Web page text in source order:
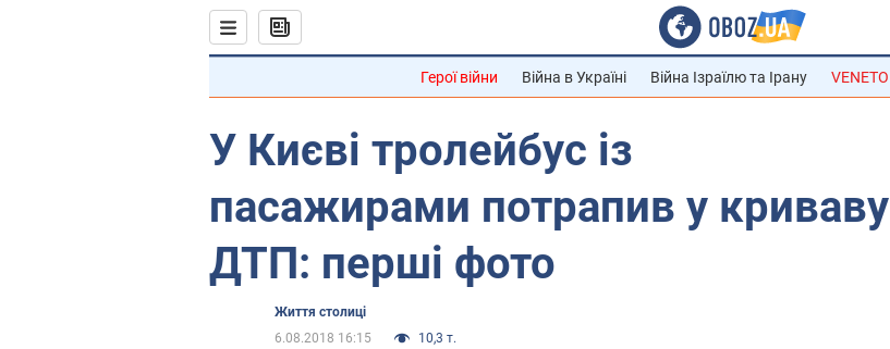
Герої війни Війна в Україні Війна Ізраїлю та Ірану VENETO
У Києві тролейбус із
пасажирами потрапив у криваву
ДТП: перші фото
Життя столиці
6.08.2018 16:15
10,3 т.